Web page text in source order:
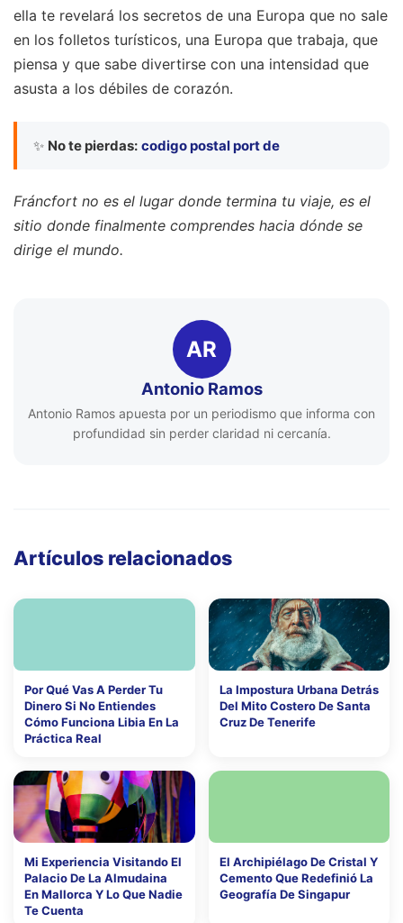
ella te revelará los secretos de una Europa que no sale
en los folletos turísticos, una Europa que trabaja, que
piensa y que sabe divertirse con una intensidad que
asusta a los débiles de corazón.
✨ No te pierdas: codigo postal port de
Fráncfort no es el lugar donde termina tu viaje, es el
sitio donde finalmente comprendes hacia dónde se
dirige el mundo.
AR
Antonio Ramos
Antonio Ramos apuesta por un periodismo que informa con
profundidad sin perder claridad ni cercanía.
Artículos relacionados
Por Qué Vas A Perder Tu
Dinero Si No Entiendes
Cómo Funciona Libia En La
Práctica Real
La Impostura Urbana Detrás
Del Mito Costero De Santa
Cruz De Tenerife
Mi Experiencia Visitando El
Palacio De La Almudaina
En Mallorca Y Lo Que Nadie
Te Cuenta
El Archipiélago De Cristal Y
Cemento Que Redefinió La
Geografía De Singapur